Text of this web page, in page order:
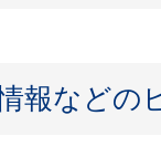
報などの